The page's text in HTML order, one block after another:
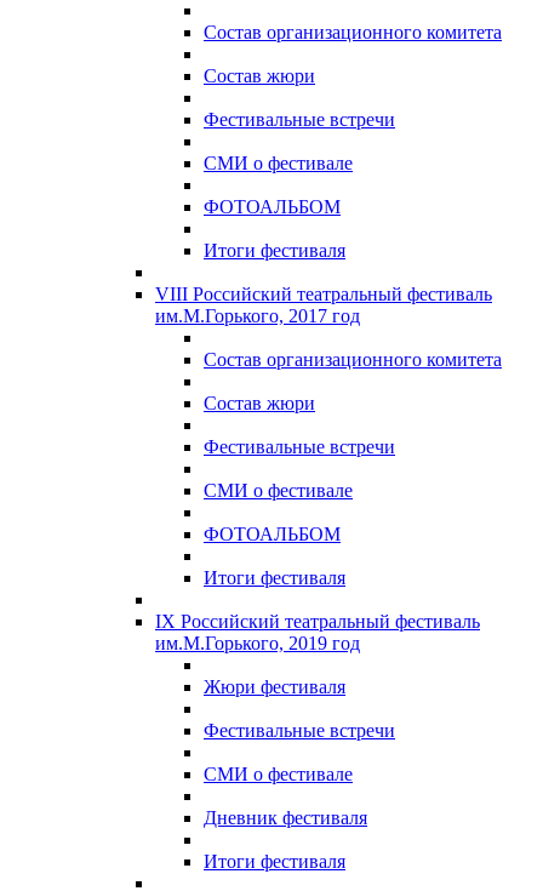
Состав организационного комитета
Состав жюри
Фестивальные встречи
СМИ о фестивале
ФОТОАЛЬБОМ
Итоги фестиваля
VIII Российский театральный фестиваль
им.М.Горького, 2017 год
Состав организационного комитета
Состав жюри
Фестивальные встречи
СМИ о фестивале
ФОТОАЛЬБОМ
Итоги фестиваля
IX Российский театральный фестиваль
им.М.Горького, 2019 год
Жюри фестиваля
Фестивальные встречи
СМИ о фестивале
Дневник фестиваля
Итоги фестиваля